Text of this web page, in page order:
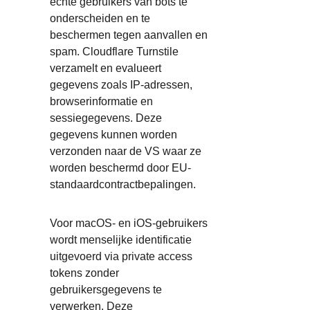
onderscheiden en te
beschermen tegen aanvallen en
spam. Cloudflare Turnstile
verzamelt en evalueert
gegevens zoals IP-adressen,
browserinformatie en
sessiegegevens. Deze
gegevens kunnen worden
verzonden naar de VS waar ze
worden beschermd door EU-
standaardcontractbepalingen.
Voor macOS- en iOS-gebruikers
wordt menselijke identificatie
uitgevoerd via private access
tokens zonder
gebruikersgegevens te
verwerken. Deze